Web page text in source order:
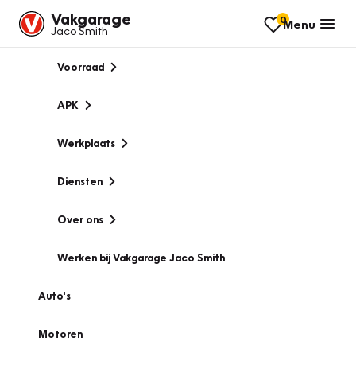
Vakgarage
Jaco Smith
0Menu
Voorraad
APK
Werkplaats
Diensten
Over ons
Werken bij Vakgarage Jaco Smith
Auto's
Motoren